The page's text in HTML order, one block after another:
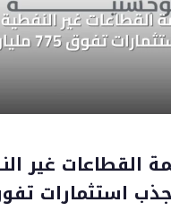
القطاعات غير
استثمارات